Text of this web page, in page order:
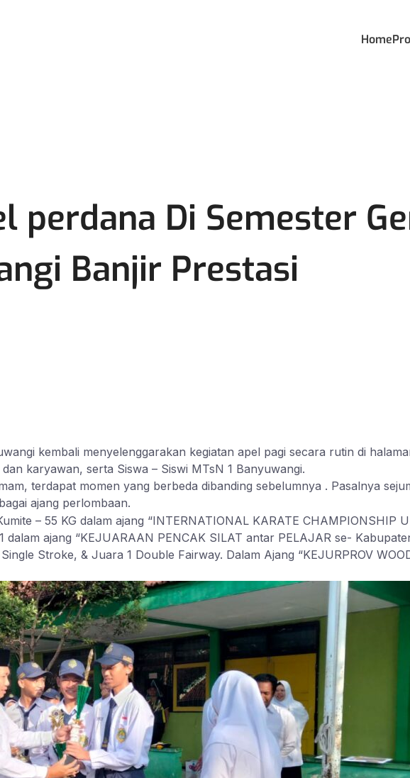
Home
perdana Di Semester
Banjir Prestasi
kembali menyelenggarakan kegiatan apel pagi secara rutin di
karyawan, serta Siswa – Siswi MTsN 1 Banyuwangi.
terdapat momen yang berbeda dibanding sebelumnya . Pasalnya
ajang perlombaan.
– 55 KG dalam ajang “INTERNATIONAL KARATE CHAMPIONSHIP
ajang “KEJUARAAN PENCAK SILAT antar PELAJAR se-
Stroke, & Juara 1 Double Fairway. Dalam Ajang “KEJURPROV